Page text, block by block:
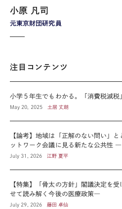
元東京財団研究員
小原 凡司
注目コンテンツ
小学５年生でもわかる。「消費税減税
May 20, 2025 土居 丈朗
【論考】地域は「正解のない問い」
ットワーク会議に見る新たな公共性 ―
July 31, 2026 江野 夏平
【特集】「骨太の方針」閣議決定を
せて読み解く今後の医療政策―
July 29, 2026 藤田 卓仙